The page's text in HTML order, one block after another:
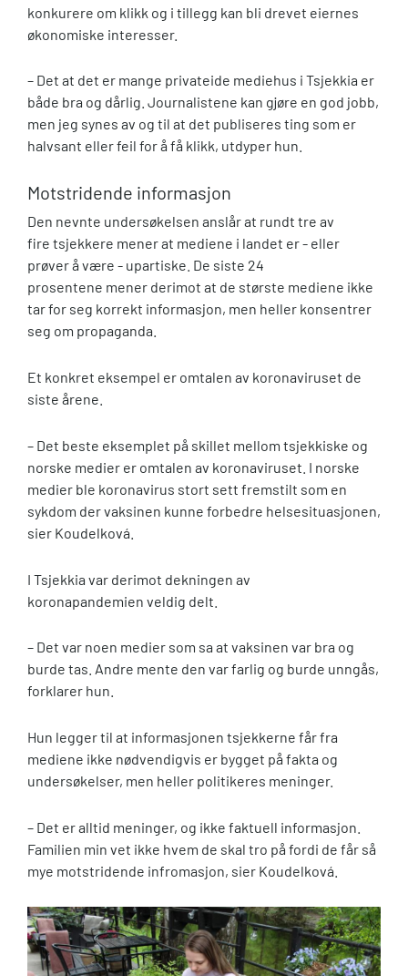
konkurere om klikk og i tillegg kan bli drevet eiernes
økonomiske interesser.
– Det at det er mange privateide mediehus i Tsjekkia er
både bra og dårlig. Journalistene kan gjøre en god jobb,
men jeg synes av og til at det publiseres ting som er
halvsant eller feil for å få klikk, utdyper hun.
Motstridende informasjon
Den nevnte undersøkelsen anslår at rundt tre av
fire tsjekkere mener at mediene i landet er - eller
prøver å være - upartiske. De siste 24
prosentene mener derimot at de største mediene ikke
tar for seg korrekt informasjon, men heller konsentrer
seg om propaganda.
Et konkret eksempel er omtalen av koronaviruset de
siste årene.
– Det beste eksemplet på skillet mellom tsjekkiske og
norske medier er omtalen av koronaviruset. I norske
medier ble koronavirus stort sett fremstilt som en
sykdom der vaksinen kunne forbedre helsesituasjonen,
sier Koudelková.
I Tsjekkia var derimot dekningen av
koronapandemien veldig delt.
– Det var noen medier som sa at vaksinen var bra og
burde tas. Andre mente den var farlig og burde unngås,
forklarer hun.
Hun legger til at informasjonen tsjekkerne får fra
mediene ikke nødvendigvis er bygget på fakta og
undersøkelser, men heller politikeres meninger.
– Det er alltid meninger, og ikke faktuell informasjon.
Familien min vet ikke hvem de skal tro på fordi de får så
mye motstridende infromasjon, sier Koudelková.